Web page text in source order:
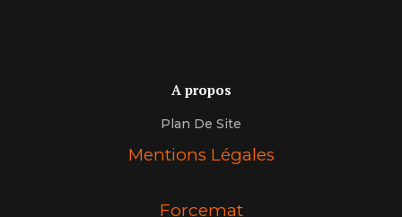
A propos
Plan De Site
Mentions Légales
Forcemat